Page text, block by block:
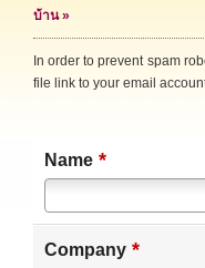
บ้าน»
In order to prevent spam
file link to your email
Name *
Company *